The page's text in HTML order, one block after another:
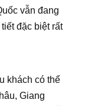
vẫn đang
đặc biệt rất
khách có thể
Giang